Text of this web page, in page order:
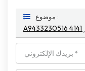
موضوع :